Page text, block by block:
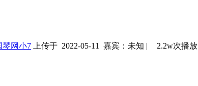
琴网小7 上传于 2022-05-11 嘉宾：未知 | 2.2w次播放